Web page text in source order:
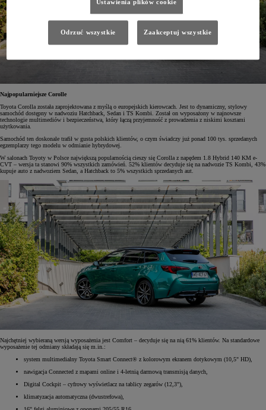
Najpopularniejsze Corolle
Toyota Corolla została zaprojektowana z myślą o europejskich kierowcach. Jest to dynamiczny, stylowy
samochód dostępny w nadwoziu Hatchback, Sedan i TS Kombi. Został on wyposażony w najnowsze
technologie multimediów i bezpieczeństwa, który łączą przyjemność z prowadzenia z niskimi kosztami
użytkowania.
Samochód ten doskonale trafił w gusta polskich klientów, o czym świadczy już ponad 100 tys. sprzedanych
egzemplarzy tego modelu w odmianie hybrydowej.
W salonach Toyoty w Polsce największą popularnością cieszy się Corolla z napędem 1.8 Hybrid 140 KM e-
CVT – wersja ta stanowi 90% wszystkich zamówień. 52% klientów decyduje się na nadwozie TS Kombi, 43%
kupuje auto z nadwoziem Sedan, a Hatchback to 5% wszystkich sprzedanych aut.
Najchętniej wybieraną wersją wyposażenia jest Comfort – decyduje się na nią 61% klientów. Na standardowe
wyposażenie tej odmiany składają się m.in.:
system multimedialny Toyota Smart Connect® z kolorowym ekranem dotykowym (10,5" HD),
nawigacja Connected z mapami online i 4-letnią darmową transmisją danych,
Digital Cockpit – cyfrowy wyświetlacz na tablicy zegarów (12,3"),
klimatyzacja automatyczna (dwustrefowa),
Ustawienia plików cookie
Odrzuć wszystkie Zaakceptuj wszystkie